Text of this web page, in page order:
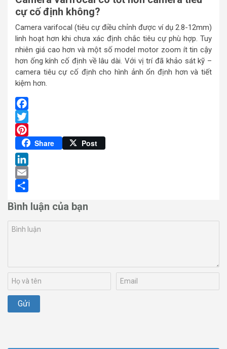
cự cố định không?
Camera varifocal (tiêu cự điều chỉnh được ví dụ 2.8-12mm)
linh hoạt hơn khi chưa xác định chắc tiêu cự phù hợp. Tuy
nhiên giá cao hơn và một số model motor zoom ít tin cậy
hơn ống kính cố định về lâu dài. Với vị trí đã khảo sát kỹ –
camera tiêu cự cố định cho hình ảnh ổn định hơn và tiết
kiệm hơn.
Facebook
Twitter
Pinterest
Share Post
LinkedIn
Email
Bình luận của bạn